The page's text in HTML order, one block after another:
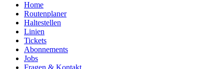
Home
Routenplaner
Haltestellen
Linien
Tickets
Abonnements
Jobs
Fragen & Kontakt